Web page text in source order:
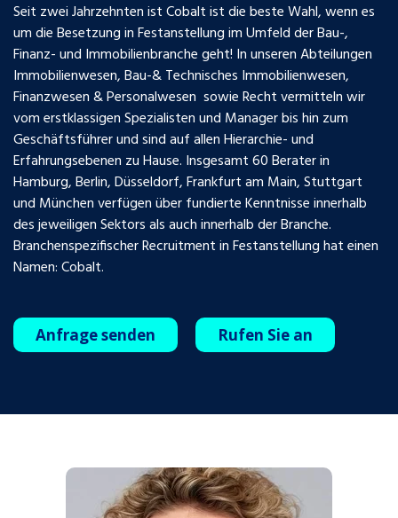
Seit zwei Jahrzehnten ist Cobalt ist die beste Wahl, wenn es
um die Besetzung in Festanstellung im Umfeld der Bau-,
Finanz- und Immobilienbranche geht! In unseren Abteilungen
Immobilienwesen, Bau-& Technisches Immobilienwesen,
Finanzwesen & Personalwesen sowie Recht vermitteln wir
vom erstklassigen Spezialisten und Manager bis hin zum
Geschäftsführer und sind auf allen Hierarchie- und
Erfahrungsebenen zu Hause. Insgesamt 60 Berater in
Hamburg, Berlin, Düsseldorf, Frankfurt am Main, Stuttgart
und München verfügen über fundierte Kenntnisse innerhalb
des jeweiligen Sektors als auch innerhalb der Branche.
Branchenspezifischer Recruitment in Festanstellung hat einen
Namen: Cobalt.
Anfrage senden Rufen Sie an